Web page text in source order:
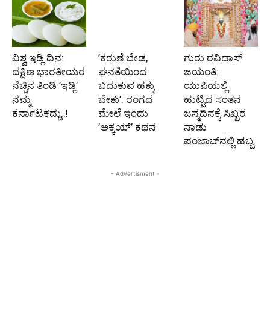
ವಿಶ್ವ ಇಡ್ಲಿ ದಿನ:
ದಕ್ಷಿಣ ಭಾರತೀಯರ
ನೆಚ್ಚಿನ ತಿಂಡಿ ’ಇಡ್ಲಿ’
ನಮ್ಮ
ಕರ್ನಾಟಕದ್ದು..!
’ಕರುಣೆ ಬೇಡ,
ಘನತೆಯಿಂದ
ಬದುಕುವ ಹಕ್ಕು
ಬೇಕು’: ರಂಗದ
ಮೇಲೆ ಇಂದು
’ಅಕ್ಕಯ್’ ಕಥನ
ಗುರು ರವಿದಾಸ್
ಜಯಂತಿ:
ಯುಪಿಯಲ್ಲಿ
ಹುಟ್ಟಿದ ಸಂತನ
ಜನ್ಮದಿನಕ್ಕೆ ಸಿಖ್ಖರ
ನಾಡು
ಪಂಜಾಬ್‌ನಲ್ಲಿ ಹಬ್ಬ
- Advertisment -